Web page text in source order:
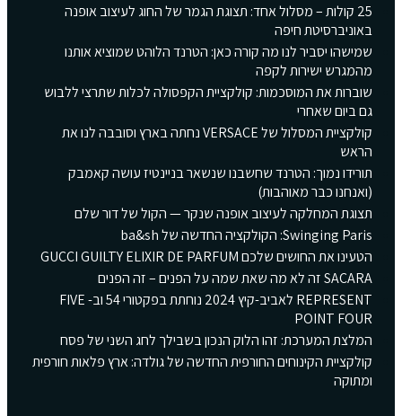
25 קולות – מסלול אחד: תצוגת הגמר של החוג לעיצוב אופנה
באוניברסיטת חיפה
שמישהו יסביר לנו מה קורה כאן: הטרנד הלוהט שמוציא אותנו
מהמגרש ישירות לקפה
שוברות את המוסכמות: קולקציית הקפסולה לכלות שתרצי ללבוש
גם ביום שאחרי
קולקציית המסלול של VERSACE נחתה בארץ וסובבה לנו את
הראש
תורידו נמוך: הטרנד שחשבנו שנשאר בניינטיז עושה קאמבק
(ואנחנו כבר מאוהבות)
תצוגת המחלקה לעיצוב אופנה שנקר — הקול של דור שלם
Swinging Paris: הקולקציה החדשה של ba&sh
הטעינו את החושים שלכם GUCCI GUILTY ELIXIR DE PARFUM
SACARA זה לא מה שאת שמה על הפנים – זה הפנים
REPRESENT לאביב-קיץ 2024 נוחתת בפקטורי 54 וב- FIVE
POINT FOUR
המלצת המערכת: זהו הלוק הנכון בשבילך לחג השני של פסח
קולקציית הקינוחים החורפית החדשה של גולדה: ארץ פלאות חורפית
ומתוקה